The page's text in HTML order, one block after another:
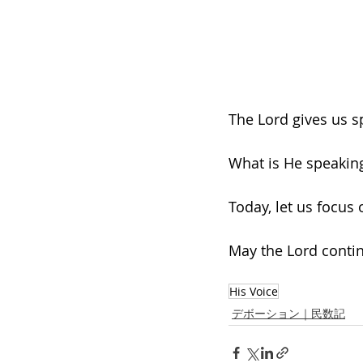
The Lord gives us
What is He
Today, let us
May the Lord
His Voice
デボーション｜民数記